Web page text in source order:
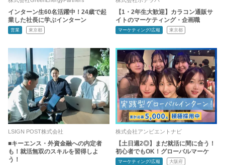
インターン生60名活躍中！24歳で起
業した社長に学ぶインターン
営業 東京都
【1・2年生大歓迎】カラコン通販サ
イトのマーケティング・企画職
マーケティング/広報 東京都
LSIGN POST株式会社
■キーエンス・外資金融への内定者
も！就活無双のスキルを習得しよ
う！
株式会社アンビエントナビ
【土日週2◎】まだ就活に間に合う！
初心者でもOK！グローバルマーケ
マーケティング/広報 大阪府